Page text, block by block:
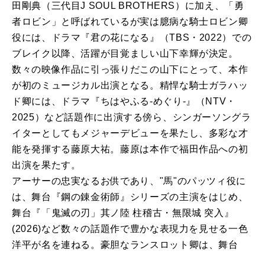
田剛典（三代目J SOUL BROTHERS）に加え、「勇
者ロビン」と呼ばれているが実は臆病な騎士ロビン卿
役には、ドラマ『君の花になる』（TBS・2022）での
ブレイク以降、活躍が目覚ましい山下幸輝が決定。
数々の映像作品に引っ張りだこの山下にとって、本作
が初のミュージカル出演となる。精悍な騎士ガラハッ
ド卿には、ドラマ『ちはやふる-めぐり-』（NTV・
2025）など話題作に出演する傍ら、シンガーソングラ
イターとしてもメジャーデビューを果たし、多彩な才
能を発揮する藤原大祐。藤原は本作で福田作品への初
出演を果たす。
アーサーの忠実なるお供であり、"馬"のパッツィ役に
は、舞台『鋼の錬金術師』シリーズの主演をはじめ、
舞台『「鬼滅の刃」其ノ陸 柱稽古・無限城 突入』
(2026)など数々の話題作で豊かな表現力を見せる一色
洋平が名を連ねる。豪胆なランスロット卿は、舞台